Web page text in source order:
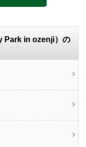
Park in ozenji）の